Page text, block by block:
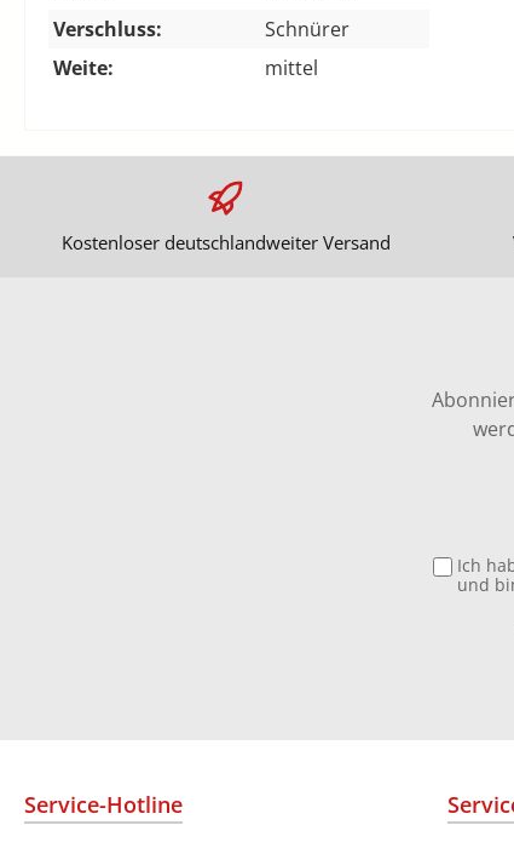
Verschluss:
Schnürer
Weite:
mittel
Kostenloser deutschlandweiter Versand
Ich
und
Service-Hotline